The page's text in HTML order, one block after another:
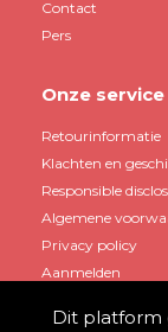
Contact
Pers
Onze service
Retourinformatie
Klachten en
Responsible
Algemene
Privacy policy
Aanmelden
Dit platform